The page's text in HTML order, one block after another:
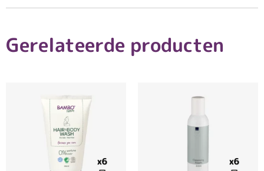
Gerelateerde producten